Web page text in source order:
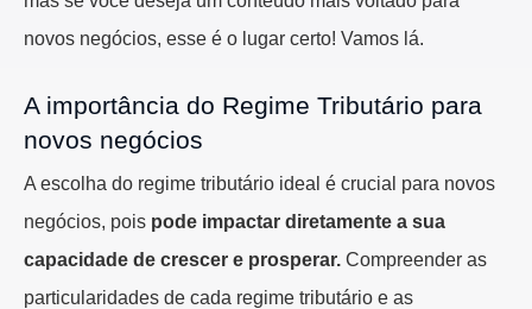
novos negócios, esse é o lugar certo! Vamos lá.
A importância do Regime Tributário para
novos negócios
A escolha do regime tributário ideal é crucial para novos
negócios, pois pode impactar diretamente a sua
capacidade de crescer e prosperar. Compreender as
particularidades de cada regime tributário e as